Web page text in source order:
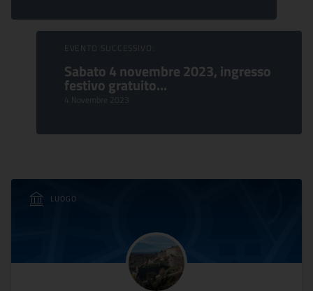
EVENTO SUCCESSIVO:
Sabato 4 novembre 2023, ingresso
festivo gratuito...
4 Novembre 2023
LUOGO